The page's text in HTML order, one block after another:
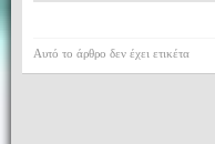
Αυτό το άρθρο δεν έχει ετικέτα